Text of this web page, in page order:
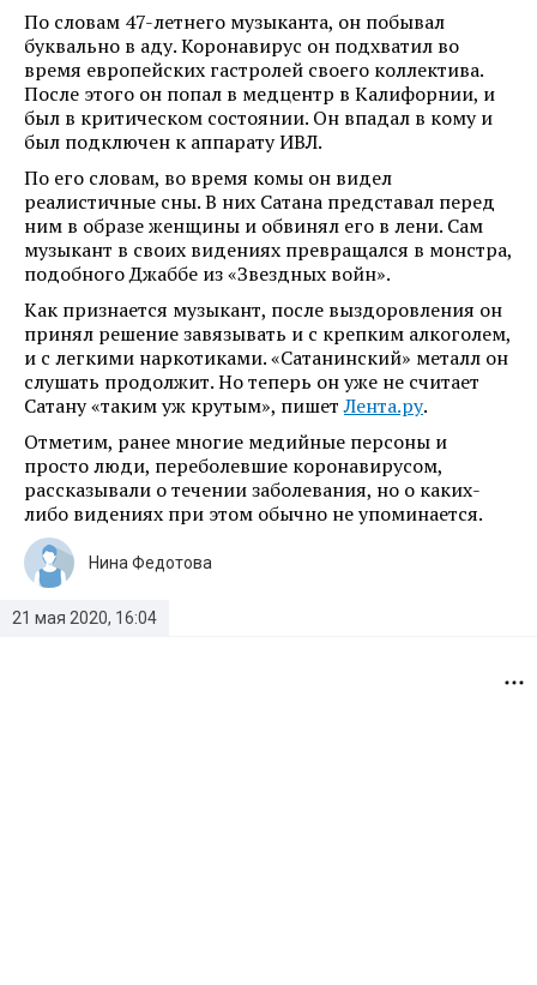
По словам 47-летнего музыканта, он побывал
буквально в аду. Коронавирус он подхватил во
время европейских гастролей своего коллектива.
После этого он попал в медцентр в Калифорнии, и
был в критическом состоянии. Он впадал в кому и
был подключен к аппарату ИВЛ.
По его словам, во время комы он видел
реалистичные сны. В них Сатана представал перед
ним в образе женщины и обвинял его в лени. Сам
музыкант в своих видениях превращался в монстра,
подобного Джаббе из «Звездных войн».
Как признается музыкант, после выздоровления он
принял решение завязывать и с крепким алкоголем,
и с легкими наркотиками. «Сатанинский» металл он
слушать продолжит. Но теперь он уже не считает
Сатану «таким уж крутым», пишетЛента.ру.
Отметим, ранее многие медийные персоны и
просто люди, переболевшие коронавирусом,
рассказывали о течении заболевания, но о каких-
либо видениях при этом обычно не упоминается.
21 мая 2020, 16:04
Нина Федотова